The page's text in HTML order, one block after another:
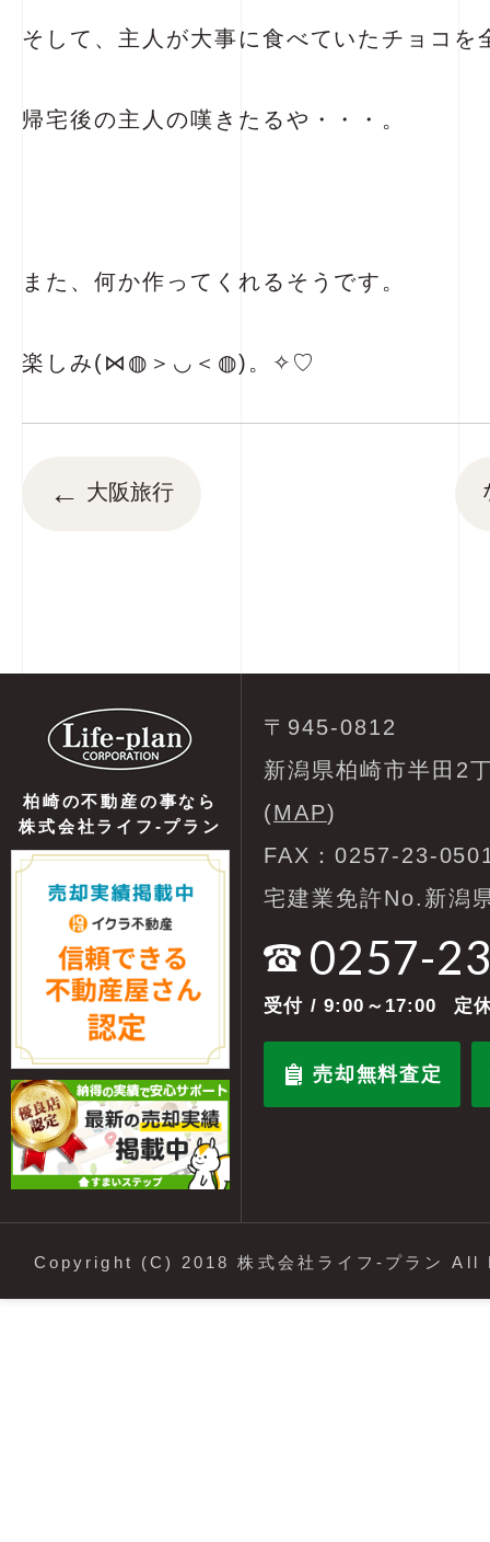
そして、主人が大事に食べていたチョコを
帰宅後の主人の嘆きたるや・・・。
また、何か作ってくれるそうです。
楽しみ(⋈◍＞◡＜◍)。✧♡
← 大阪旅行
柏崎の不動産の事なら
株式会社ライフ-プラン
〒945-0812
新潟県柏崎市半田2
(MAP)
FAX：0257-23-
宅建業免許No.新潟
0257-
受付 / 9:00～17:00 定
売却無料査定
Copyright (C) 2018 株式会社ライフ-プラン